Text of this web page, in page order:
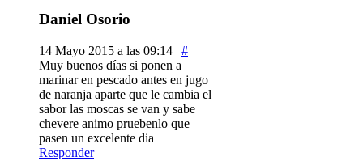
Daniel Osorio
14 Mayo 2015 a las 09:14 | #
Muy buenos días si ponen a
marinar en pescado antes en jugo
de naranja aparte que le cambia el
sabor las moscas se van y sabe
chevere animo pruebenlo que
pasen un excelente dia
Responder